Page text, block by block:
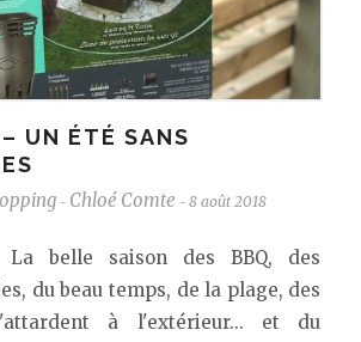
UN ÉTÉ SANS
- Chloé Comte - 8 août 2018
La belle saison des BBQ, des
du beau temps, de la plage, des
à l'extérieur... et du